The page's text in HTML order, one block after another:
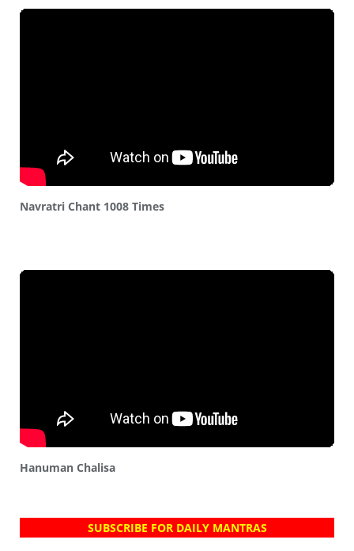
Navratri Chant 1008 Times
Hanuman Chalisa
SUBSCRIBE FOR DAILY MANTRAS